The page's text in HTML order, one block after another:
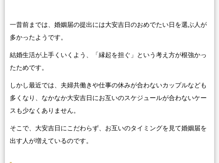
一昔前までは、婚姻届の提出には大安吉日のおめでたい日を選ぶ人が
多かったようです。
結婚生活が上手くいくよう、「縁起を担ぐ」という考え方が根強かっ
たためです。
しかし最近では、夫婦共働きや仕事の休みが合わないカップルなども
多くなり、なかなか大安吉日にお互いのスケジュールが合わないケー
スも少なくありません。
そこで、大安吉日にこだわらず、お互いのタイミングを見て婚姻届を
出す人が増えているのです。